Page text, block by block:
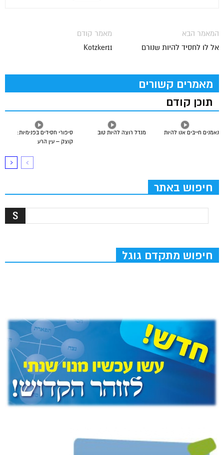
מאמר קודם
Kotzker11
המאמר הבא
אל לו לחסיד להיות שנורם
מאמרים קשורים
תוכן קודם
סיפורי חסידים בפנימיות:
קוצק – עין הרע
מנדל רוצה להיות טוב נאמנים חייבים אנו להיות
חיפוש באתר
חיפוש מתקדם גוגל